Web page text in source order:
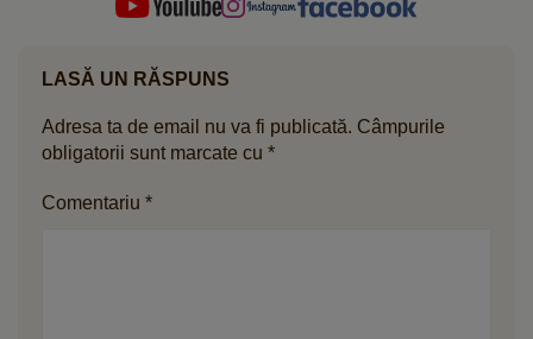
LASĂ UN RĂSPUNS
Adresa ta de email nu va fi publicată. Câmpurile
obligatorii sunt marcate cu *
Comentariu *